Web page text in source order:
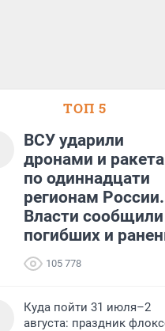
ТОП 5
ВСУ ударили
дронами и
по одиннадцати
регионам России.
Власти
погибших и
105 778
Куда пойти 31 июля–2
августа: праздник